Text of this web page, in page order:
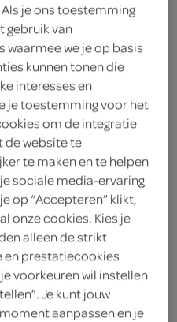
je ons toestemming
gebruik van
we je op basis
kunnen tonen die
interesses en
je toestemming voor het
om de integratie
de website te
te maken en te helpen
sociale media-ervaring
op “Accepteren” klikt,
onze cookies. Kies je
alleen de strikt
en prestatiecookies
voorkeuren wil instellen
Je kunt jouw
aanpassen en je